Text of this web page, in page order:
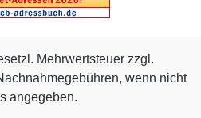
Mehrwertsteuer zzgl.
wenn nicht
angegeben.